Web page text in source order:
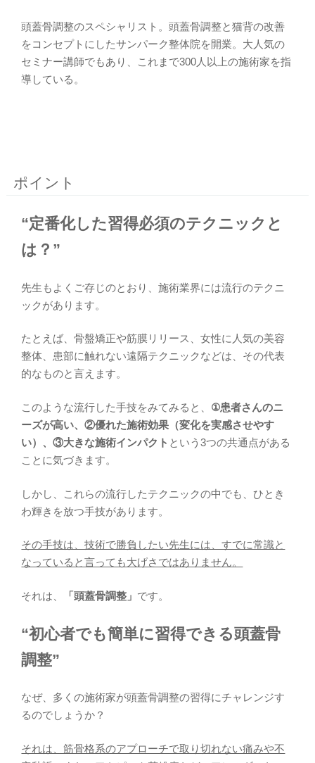
頭蓋骨調整のスペシャリスト。頭蓋骨調整と猫背の改善
をコンセプトにしたサンパーク整体院を開業。大人気の
セミナー講師でもあり、これまで300人以上の施術家を指
導している。
ポイント
“定番化した習得必須のテクニックと
は？”
先生もよくご存じのとおり、施術業界には流行のテクニ
ックがあります。
たとえば、骨盤矯正や筋膜リリース、女性に人気の美容
整体、患部に触れない遠隔テクニックなどは、その代表
的なものと言えます。
このような流行した手技をみてみると、 ①患者さんのニ
ーズが高い、②優れた施術効果（変化を実感させやす
い）、③大きな施術インパクト という3つの共通点がある
ことに気づきます。
しかし、これらの流行したテクニックの中でも、ひとき
わ輝きを放つ手技があります。
その手技は、技術で勝負したい先生には、すでに常識と
なっていると言っても大げさではありません。
それは、 「頭蓋骨調整」 です。
“初心者でも簡単に習得できる頭蓋骨
調整”
なぜ、多くの施術家が頭蓋骨調整の習得にチャレンジす
るのでしょうか？
それは、筋骨格系のアプローチで取り切れない痛みや不